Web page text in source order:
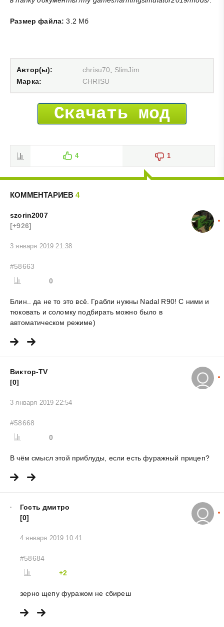
Размер файла: 3.2 Мб
Автор(ы): chrisu70, SlimJim
Марка:
CHRISU
Скачать мод
4 1
КОММЕНТАРИЕВ 4
szorin2007
[+926]
3 января 2019 21:38
#58663
0
Блин.. да не то это всё. Грабли нужны Nadal R90! С ними и
тюковать и соломку подбирать можно было в
автоматическом режиме)
Виктор-TV
[0]
3 января 2019 22:54
#58668
0
В чём смысл этой приблуды, если есть фуражный прицеп?
Гость дмитро
[0]
4 января 2019 10:41
#58684
+2
зерно щепу фуражом не сбиреш